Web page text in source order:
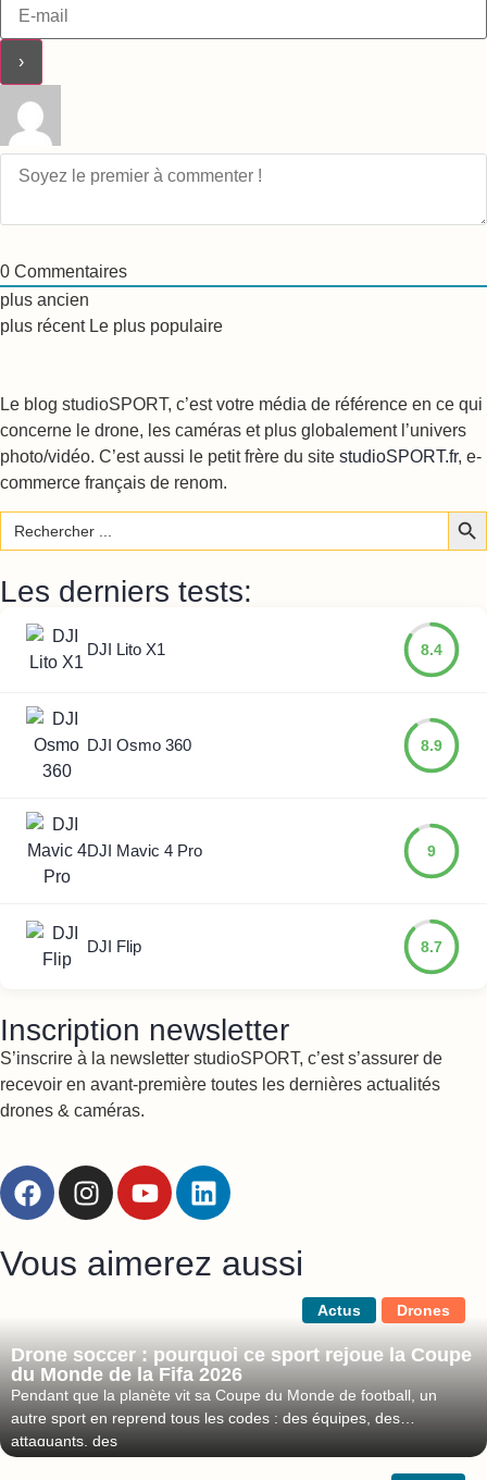
0 Commentaires
plus ancien
plus récent Le plus populaire
Le blog studioSPORT, c’est votre média de référence en ce qui
concerne le drone, les caméras et plus globalement l’univers
photo/vidéo. C’est aussi le petit frère du site studioSPORT.fr, e-
commerce français de renom.
Search
for:
Les derniers tests:
DJI Lito X1 8.4
DJI Osmo 360 8.9
DJI Mavic 4 Pro 9
DJI Flip 8.7
Inscription newsletter
S’inscrire à la newsletter studioSPORT, c’est s’assurer de
recevoir en avant-première toutes les dernières actualités
drones & caméras.
Vous aimerez aussi
Actus Drones
Drone soccer : pourquoi ce sport rejoue la Coupe
du Monde de la Fifa 2026
Pendant que la planète vit sa Coupe du Monde de football, un
autre sport en reprend tous les codes : des équipes, des
attaquants, des